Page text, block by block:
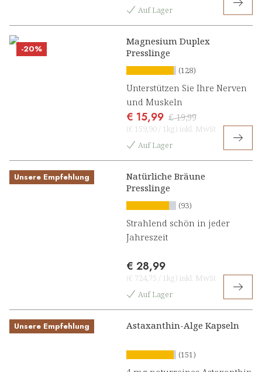
Auf Lager
-20%
Magnesium Duplex
Presslinge
(128)
Unterstützen Sie Ihre Nerven
und Muskeln
€ 15,99 € 19,99
(€ 159,90 / 1kg) inkl. MwSt
Auf Lager
Unsere Empfehlung
Natürliche Bräune
Presslinge
(93)
Strahlend schön in jeder
Jahreszeit
€ 28,99
(€ 724,75 / 1kg) inkl. MwSt
Auf Lager
Unsere Empfehlung Astaxanthin-Alge Kapseln
(151)